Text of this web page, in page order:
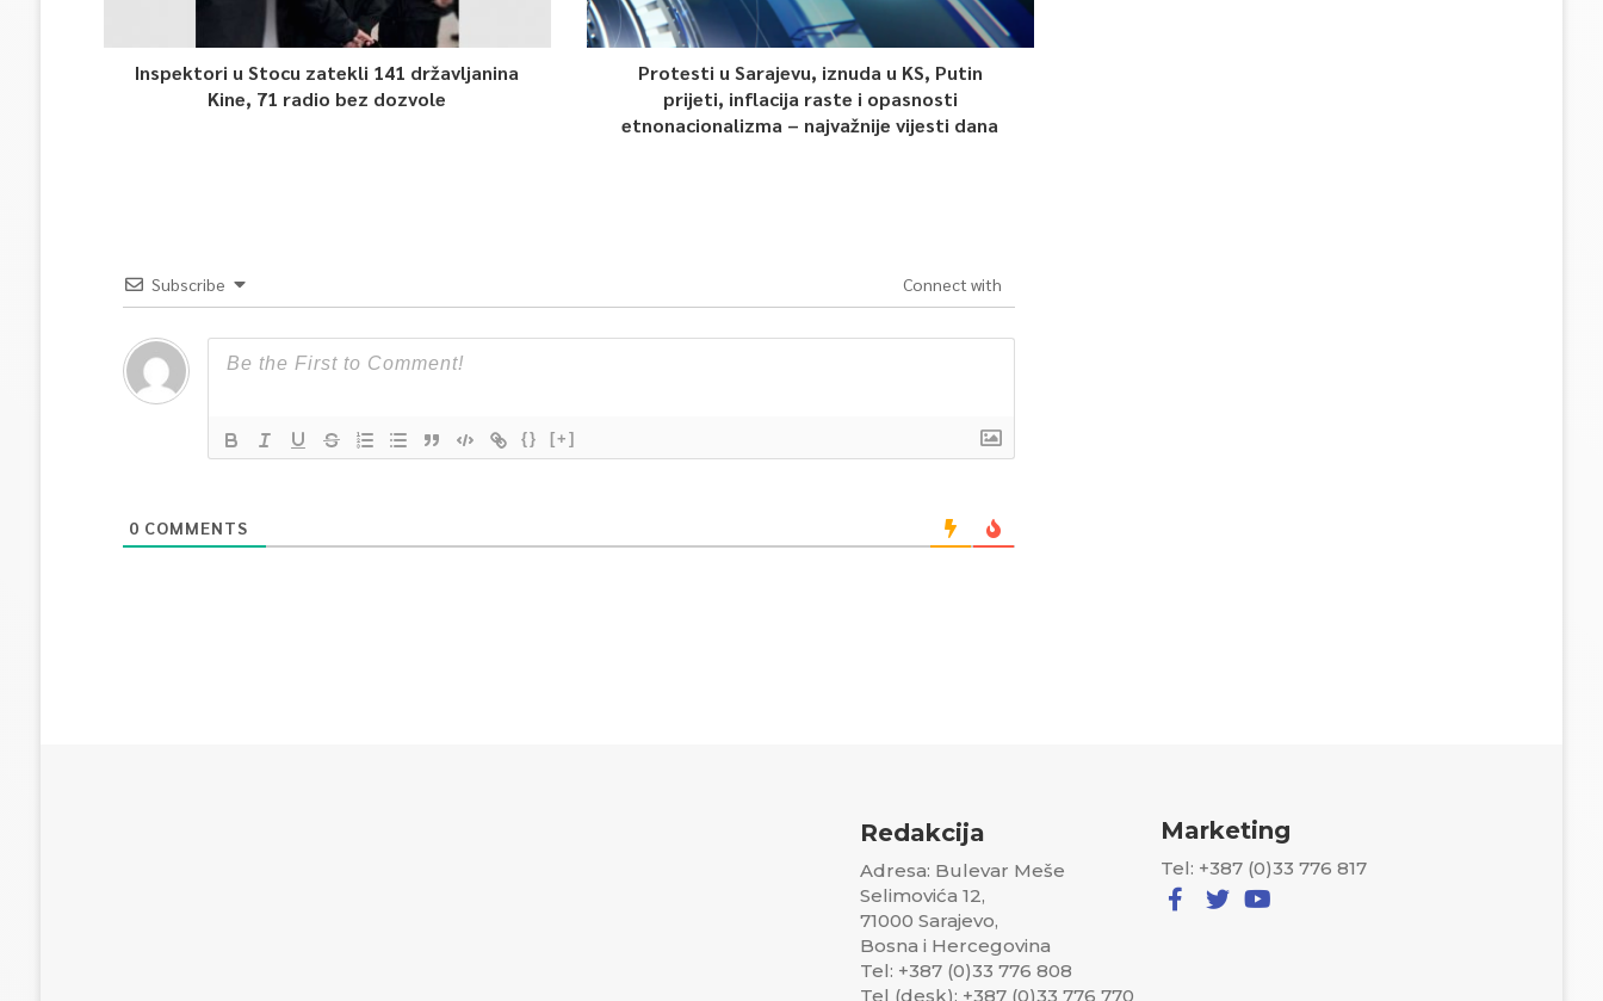
Inspektori u Stocu zatekli 141 državljanina
Kine, 71 radio bez dozvole
Protesti u Sarajevu, iznuda u KS, Putin
prijeti, inflacija raste i opasnosti
etnonacionalizma – najvažnije vijesti dana
Subscribe Connect with
{} [+]
0 COMMENTS
Redakcija
Adresa: Bulevar Meše
Selimovića 12,
71000 Sarajevo,
Bosna i Hercegovina
Tel: +387 (0)33 776 808
Tel (desk): +387 (0)33 776 770
Marketing
Tel: +387 (0)33 776 817